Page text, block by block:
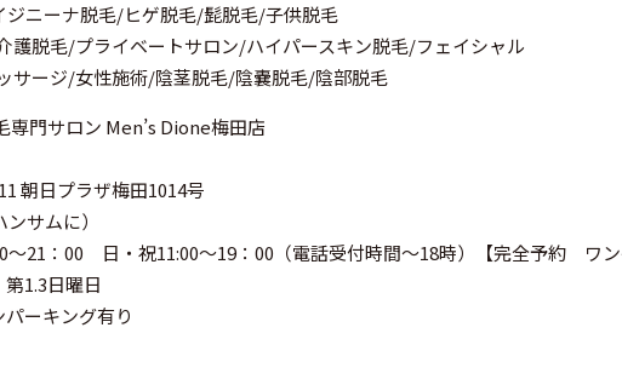
ジニーナ脱毛/ヒゲ脱毛/髭脱毛/子供脱毛
護脱毛/プライベートサロン/ハイパースキン脱毛/フェイシャル
サージ/女性施術/陰茎脱毛/陰嚢脱毛/陰部脱毛
専門サロン Men’s Dione梅田店
朝日プラザ梅田1014号
サムに）
～21：00 日・祝11:00～19：00（電話受付時間～18時）【完全予約 ワ
1.3日曜日
ーキング有り